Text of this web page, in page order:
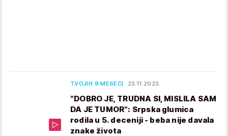
TVOJIH 9 MESECI 23.11.2023.
"DOBRO JE, TRUDNA SI, MISLILA SAM
DA JE TUMOR": Srpska glumica
rodila u 5. deceniji - beba nije davala
znake života